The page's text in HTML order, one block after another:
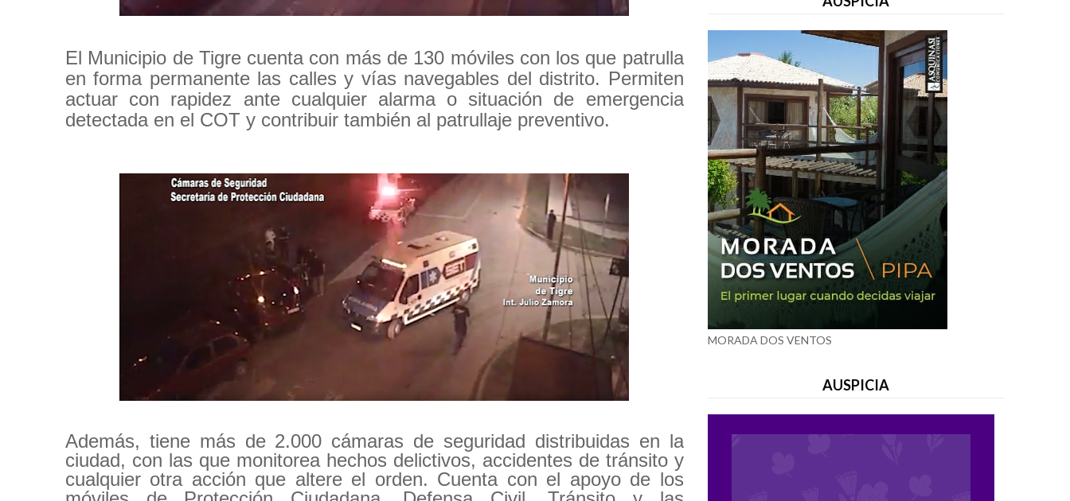
El Municipio de Tigre cuenta con más de 130 móviles con los que patrulla
en forma permanente las calles y vías navegables del distrito. Permiten
actuar con rapidez ante cualquier alarma o situación de emergencia
detectada en el COT y contribuir también al patrullaje preventivo.
Además, tiene más de 2.000 cámaras de seguridad distribuidas en la
ciudad, con las que monitorea hechos delictivos, accidentes de tránsito y
cualquier otra acción que altere el orden. Cuenta con el apoyo de los
MORADA DOS VENTOS
AUSPICIA